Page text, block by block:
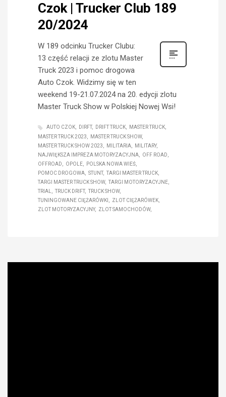
Czok | Trucker Club 189
20/2024
W 189 odcinku Trucker Clubu:
13 część relacji ze zlotu Master
Truck 2023 i pomoc drogowa
Auto Czok. Widzimy się w ten
weekend 19-21.07.2024 na 20. edycji zlotu
Master Truck Show w Polskiej Nowej Wsi!
AUTO CZOK DIRFT DRIFT TRUCK
MASTER TRUCK
MASTER TRUCK 2023
MASTER TRUCK SHOW
MASTER TRUCK SHOW 2023
MILITARIA
MILITARY
NAJWIĘKSZA IMPREZA MOTORYZACYJNA
OFF ROAD
OFFROAD
OPOLE
POLSKA NOWA WIEŚ
POMOC DROGOWA
STUNT
TARGI MASTER TRUCK
TARGI MASTER TRUCK SHOW
TARGI MOTORYZACYJNE
TRIAL
TRUCK DRIFT
TRUCK SHOW
TUNINGOWANE CIĘŻARÓWKI
ZLOT CIĘŻARÓWEK
ZLOT MOTORYZACYJNY
ZLOT SAMOCHODÓW